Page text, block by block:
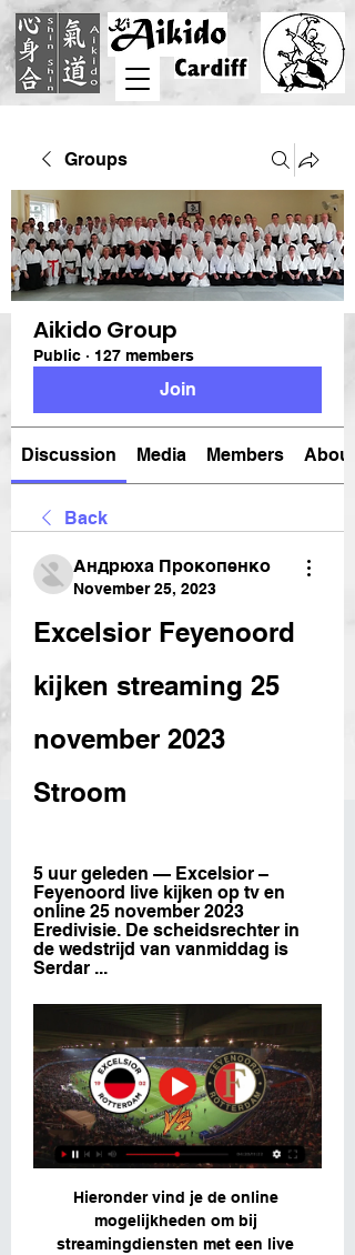
Groups
Aikido Group
Public · 127 members
Join
Discussion Media Members About
Back
Андрюха Прокопенко
November 25, 2023
Excelsior Feyenoord
kijken streaming 25
november 2023
Stroom
5 uur geleden — Excelsior –
Feyenoord live kijken op tv en
online 25 november 2023
Eredivisie. De scheidsrechter in
de wedstrijd van vanmiddag is
Serdar ...
Hieronder vind je de online
mogelijkheden om bij
streamingdiensten met een live